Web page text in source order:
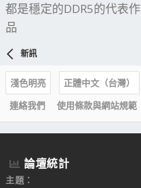
都是穩定的DDR5的代表作
品
新訊
淺色明亮
正體中文（台灣）
連絡我們
使用條款與網站規範
論壇統計
主題